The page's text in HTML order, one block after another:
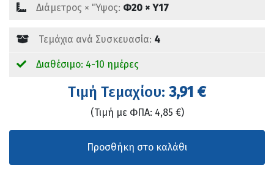
Διάμετρος × 'Ύψος: Φ20 × Υ17
Τεμάχια ανά Συσκευασία: 4
Διαθέσιμο: 4-10 ημέρες
Tιμή Τεμαχίου: 3,91 €
(Τιμή με ΦΠΑ: 4,85 €)